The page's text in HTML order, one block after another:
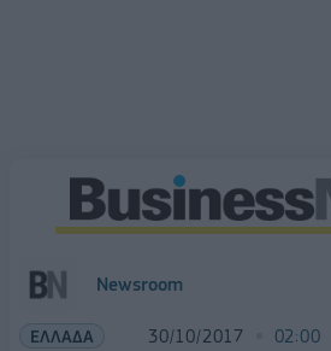
Newsroom
ΕΛΛΑΔΑ 30/10/2017 02:00